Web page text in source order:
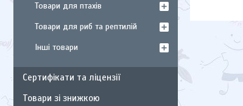
Товари для птахів
Товари для риб та рептилій
Інші товари
Сертифікати та ліцензії
Товари зі знижкою